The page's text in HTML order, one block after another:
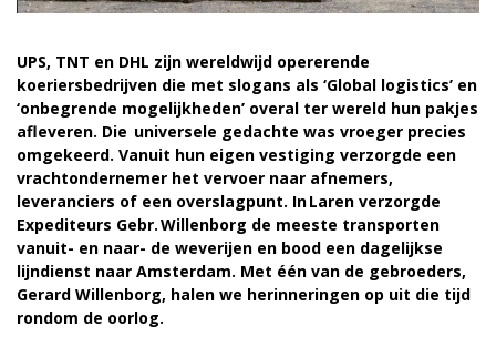
UPS, TNT en DHL zijn wereldwijd opererende
koeriersbedrijven die met slogans als ‘Global logistics’ en
‘onbegrende mogelijkheden’ overal ter wereld hun pakjes
afleveren. Die universele gedachte was vroeger precies
omgekeerd. Vanuit hun eigen vestiging verzorgde een
vrachtondernemer het vervoer naar afnemers,
leveranciers of een overslagpunt. In Laren verzorgde
Expediteurs Gebr. Willenborg de meeste transporten
vanuit- en naar- de weverijen en bood een dagelijkse
lijndienst naar Amsterdam. Met één van de gebroeders,
Gerard Willenborg, halen we herinneringen op uit die tijd
rondom de oorlog.